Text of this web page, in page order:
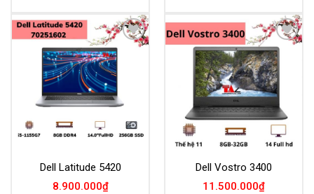
Add to
Wishlist
Dell Latitude 5420
8.900.000₫
Add to
Wishlist
Dell Vostro 3400
11.500.000₫